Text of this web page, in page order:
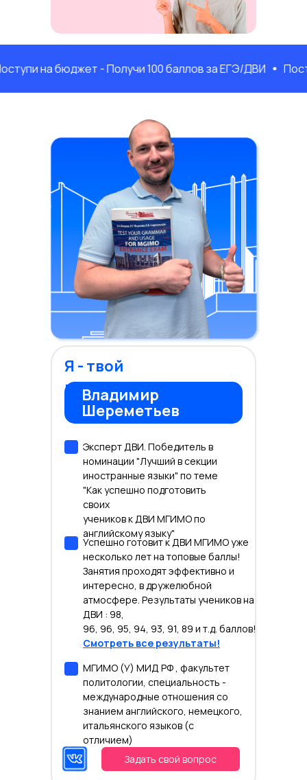
бюджет - Получи 100 баллов за ЕГЭ/ДВИ Поступи на
Я - твой
преподаватель
МГИМО (У) МИД РФ , факультет
политологии, специальность -
международные отношения со
знанием английского, немецкого,
итальянского языков (с
отличием)
Владимир
Шереметьев
Эксперт ДВИ. Победитель в
номинации "Лучший в секции
иностранные языки" по теме
"Как успешно подготовить
своих
учеников к ДВИ МГИМО по
английскому языку"
Успешно готовит к ДВИ МГИМО уже
несколько лет на топовые баллы!
Занятия проходят эффективно и
интересно, в дружелюбной
атмосфере. Результаты учеников на
ДВИ : 98,
96, 96, 95, 94, 93, 91, 89 и т.д. баллов!
Смотреть все результаты!
Задать свой вопрос